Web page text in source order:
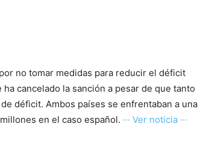
no tomar medidas para reducir el déficit
cancelado la sanción a pesar de que tanto
déficit. Ambos países se enfrentaban a una
en el caso español. ··· Ver noticia ···